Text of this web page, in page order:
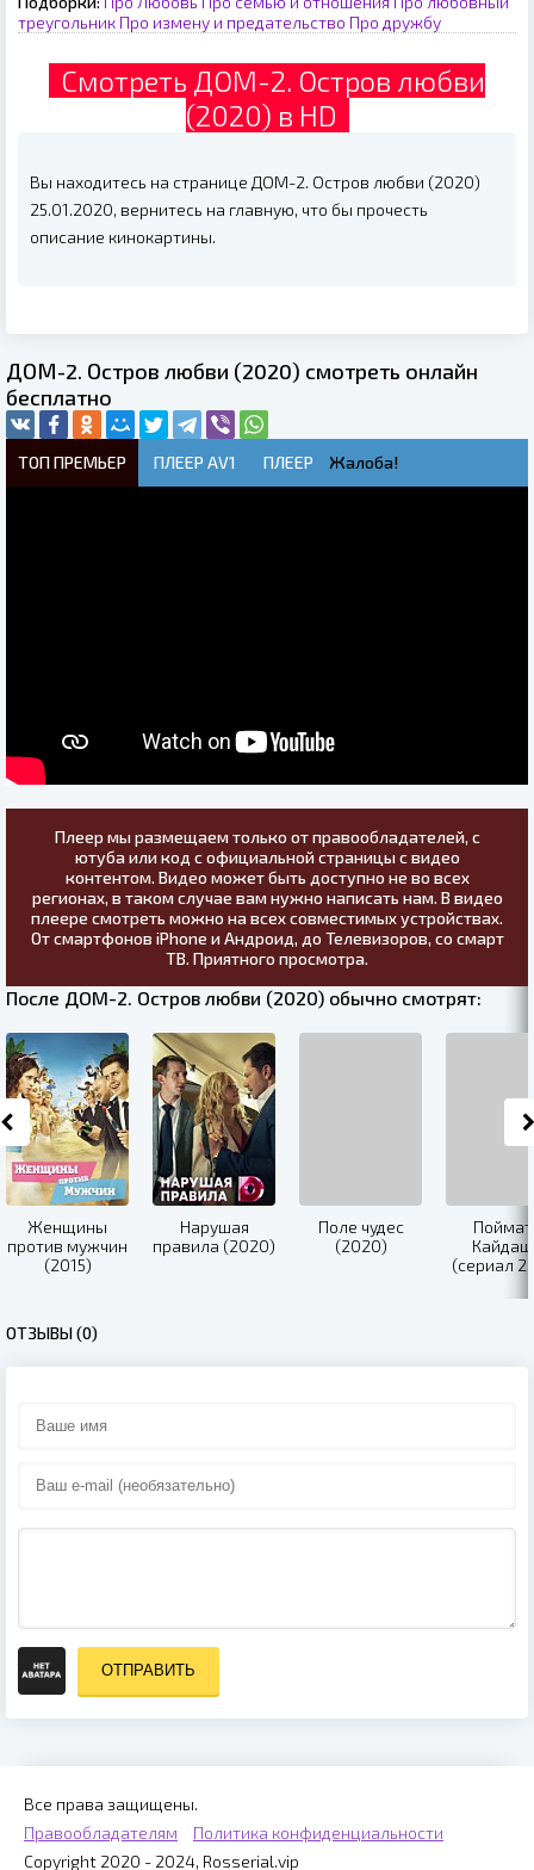
треугольник Про измену и предательство Про дружбу
Смотреть ДОМ-2. Остров любви
(2020) в HD
Вы находитесь на странице ДОМ-2. Остров любви (2020)
25.01.2020, вернитесь на главную, что бы прочесть
описание кинокартины.
ДОМ-2. Остров любви (2020) смотреть онлайн
бесплатно
ТОП ПРЕМЬЕР ПЛЕЕР AV1 ПЛЕЕР Жалоба!
Плеер мы размещаем только от правообладателей, с
ютуба или код с официальной страницы с видео
контентом. Видео может быть доступно не во всех
регионах, в таком случае вам нужно написать нам. В видео
плеере смотреть можно на всех совместимых устройствах.
От смартфонов iPhone и Андроид, до Телевизоров, со смарт
ТВ. Приятного просмотра.
После ДОМ-2. Остров любви (2020) обычно смотрят:
Женщины
против мужчин
(2015)
Нарушая
правила (2020)
Поле чудес
(2020)
(сериал
ОТЗЫВЫ (0)
ОТПРАВИТЬ
Все права защищены.
Правообладателям
Политика конфиденциальности
Copyright 2020 - 2024, Rosserial.vip